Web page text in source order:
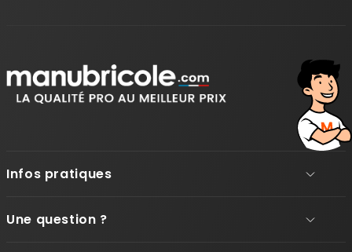
Infos pratiques
Une question ?